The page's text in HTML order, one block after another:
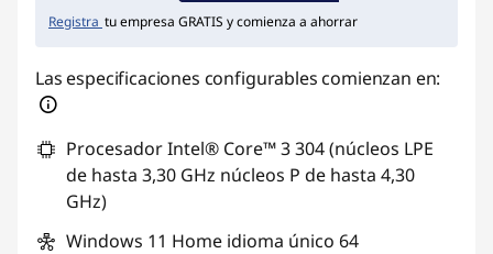
Registra tu empresa GRATIS y comienza a ahorrar
Las especificaciones configurables comienzan en:
Procesador Intel® Core™ 3 304 (núcleos LPE
de hasta 3,30 GHz núcleos P de hasta 4,30
GHz)
Windows 11 Home idioma único 64